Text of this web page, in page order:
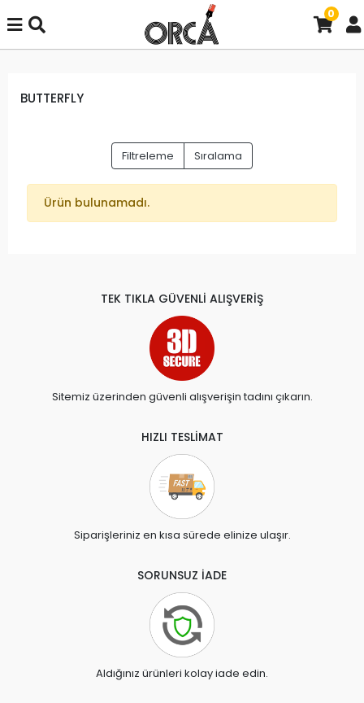
0
BUTTERFLY
Filtreleme Sıralama
Ürün bulunamadı.
TEK TIKLA GÜVENLİ ALIŞVERİŞ
Sitemiz üzerinden güvenli alışverişin tadını çıkarın.
HIZLI TESLİMAT
Siparişleriniz en kısa sürede elinize ulaşır.
SORUNSUZ İADE
Aldığınız ürünleri kolay iade edin.